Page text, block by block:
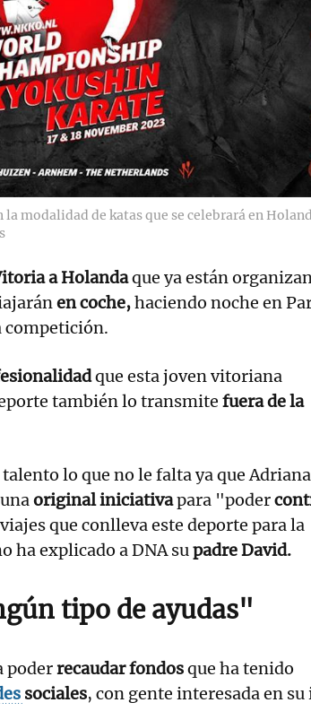
modalidad de katas que se celebrará en
a Holandaque ya están
en coche,haciendo noche en
competición.
que esta joven vitoriana
también lo transmite fuera de la
lo que no le falta ya que
original iniciativapara "poder
que conlleva este deporte para la
ha explicado a DNA supadre David.
tipo de ayudas"
poderrecaudar fondosque ha tenido
sociales, con gente interesada en su